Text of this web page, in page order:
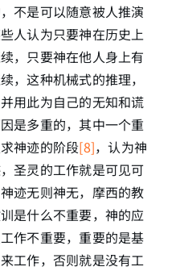
不是可以随意被人推演
人认为只要神在历史上
，只要神在他人身上有
，这种机械式的推理，
用此为自己的无知和谎
是多重的，其中一个重
神迹的阶段[8]，认为神
圣灵的工作就是可见可
迹无则神无，摩西的教
是什么不重要，神的应
作不重要，重要的是基
工作，否则就是没有工